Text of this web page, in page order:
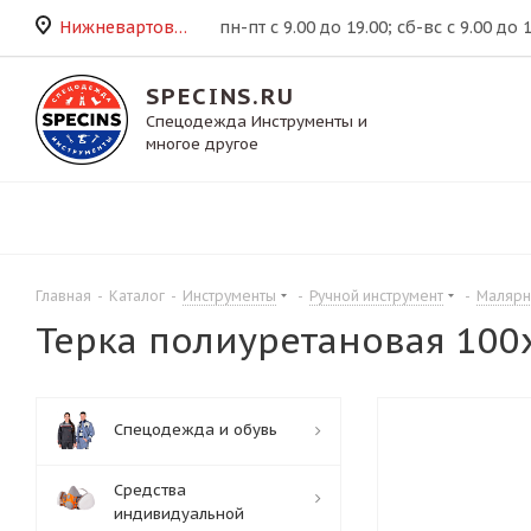
Нижневартовск пн-пт с 9.00 до 19.00; сб-вс с 9.00 до
SPECINS.RU
Спецодежда Инструменты и
многое другое
Главная - Каталог - Инструменты - Ручной инструмент -
Терка полиуретановая
Спецодежда и обувь
Средства
индивидуальной